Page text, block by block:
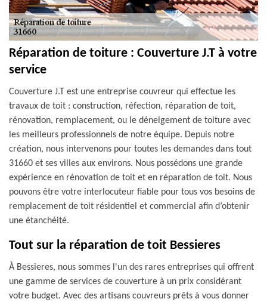
Réparation de toiture : Couverture J.T à votre
service
Couverture J.T est une entreprise couvreur qui effectue les
travaux de toit : construction, réfection, réparation de toit,
rénovation, remplacement, ou le déneigement de toiture avec
les meilleurs professionnels de notre équipe. Depuis notre
création, nous intervenons pour toutes les demandes dans tout
31660 et ses villes aux environs. Nous possédons une grande
expérience en rénovation de toit et en réparation de toit. Nous
pouvons être votre interlocuteur fiable pour tous vos besoins de
remplacement de toit résidentiel et commercial afin d’obtenir
une étanchéité.
Tout sur la réparation de toit Bessieres
À Bessieres, nous sommes l'un des rares entreprises qui offrent
une gamme de services de couverture à un prix considérant
votre budget. Avec des artisans couvreurs prêts à vous donner